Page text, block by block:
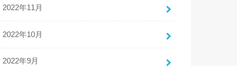
2022年11月
2022年10月
2022年9月